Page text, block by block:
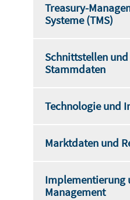
Treasury-
Systeme (TMS)
Schnittstellen und
Stammdaten
Technologie und
Marktdaten und
Implementierung
Management